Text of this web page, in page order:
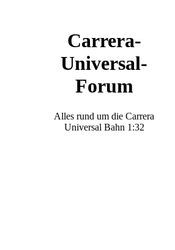
Carrera-
Universal-
Forum
Alles rund um die Carrera
Universal Bahn 1:32